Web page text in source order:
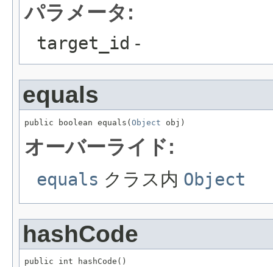
パラメータ:
target_id -
equals
public boolean equals(Object obj)
オーバーライド:
equals クラス内 Object
hashCode
public int hashCode()